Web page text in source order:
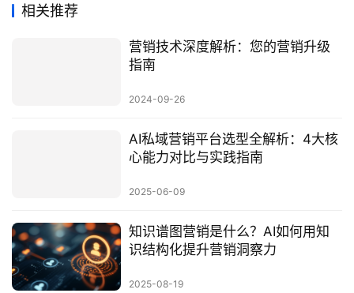
相关推荐
营销技术深度解析：您的营销升级
指南
2024-09-26
AI私域营销平台选型全解析：4大核
心能力对比与实践指南
2025-06-09
知识谱图营销是什么？AI如何用知
识结构化提升营销洞察力
2025-08-19